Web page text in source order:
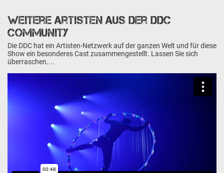
Weitere Artisten aus der DDC
Community
Die DDC hat ein Artisten-Netzwerk auf der ganzen Welt und für diese
Show ein besonderes Cast zusammengestellt. Lassen Sie sich
überraschen....